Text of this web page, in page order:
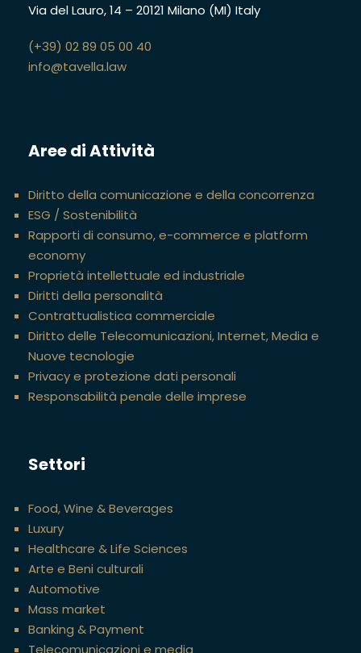
Via del Lauro, 14 – 20121 Milano (MI) Italy
(+39) 02 89 05 00 40
info@tavella.law
Aree di Attività
Diritto della comunicazione e della concorrenza
ESG / Sostenibilità
Rapporti di consumo, e-commerce e platform
economy
Proprietà intellettuale ed industriale
Diritti della personalità
Contrattualistica commerciale
Diritto delle Telecomunicazioni, Internet, Media e
Nuove tecnologie
Privacy e protezione dati personali
Responsabilità penale delle imprese
Settori
Food, Wine & Beverages
Luxury
Healthcare & Life Sciences
Arte e Beni culturali
Automotive
Mass market
Banking & Payment
Telecomunicazioni e media